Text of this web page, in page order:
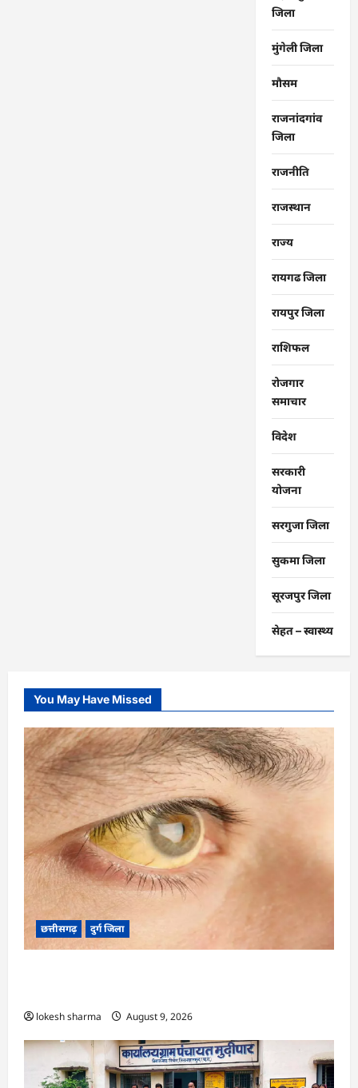
जिला
मुंगेली जिला
मौसम
राजनांदगांव
जिला
राजनीति
राजस्थान
राज्‍य
रायगढ जिला
रायपुर जिला
राशिफल
रोजगार
समाचार
विदेश
सरकारी
योजना
सरगुजा जिला
सुकमा जिला
सूरजपुर जिला
सेहत – स्‍वास्‍थ्‍य
You May Have Missed
छत्तीसगढ़ दुर्ग जिला
lokesh sharma August 9, 2026